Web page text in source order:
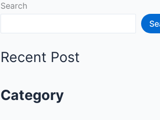
Search
Recent Post
Category